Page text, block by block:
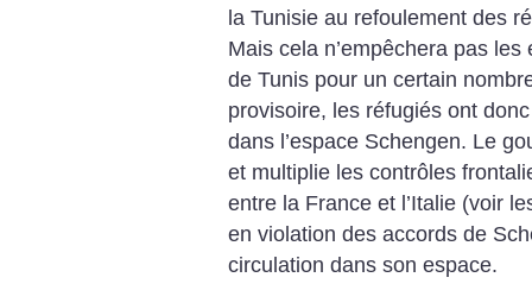
la Tunisie au refoulement des
Mais cela n’empêchera pas
de Tunis pour un certain
provisoire, les réfugiés ont
dans l’espace Schengen. Le
et multiplie les contrôles
entre la France et l’Italie (voir
en violation des accords de
circulation dans son espace.